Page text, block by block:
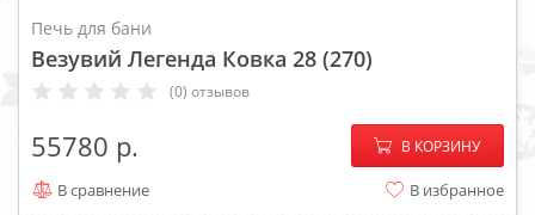
Печь для бани
Везувий Легенда Ковка 28 (270)
(0) отзывов
55780 − +
В КОРЗИНУ
В сравнение В избранное